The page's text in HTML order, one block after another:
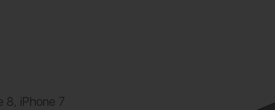
8, iPhone 7